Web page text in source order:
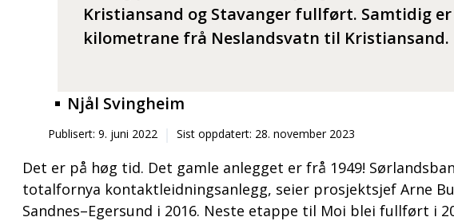
Kristiansand og Stavanger fullført. Samtidig
kilometrane frå Neslandsvatn til Kristiansand.
Njål Svingheim
Publisert: 9. juni 2022 Sist oppdatert: 28. november 2023
Det er på høg tid. Det gamle anlegget er frå 1949!
totalfornya kontaktleidningsanlegg, seier prosjektsjef Arne
Sandnes–Egersund i 2016. Neste etappe til Moi blei fullført i